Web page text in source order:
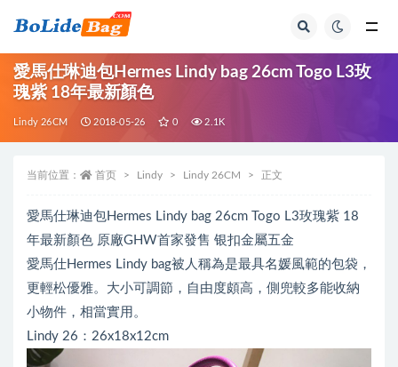
愛馬仕琳迪包Hermes Lindy bag 26cm Togo L3玫
瑰紫 18年最新顏色
Lindy 26CM 2018-05-26 0 2.1K
当前位置： 首页 Lindy Lindy 26CM 正文
愛馬仕琳迪包Hermes Lindy bag 26cm Togo L3玫瑰紫 18
年最新顏色 原廠GHW首家發售 银扣金屬五金
愛馬仕Hermes Lindy bag被人稱為是最具名媛風範的包袋，
更輕松優雅。大小可調節，自由度頗高，側兜較多能收納
小物件，相當實用。
Lindy 26：26x18x12cm